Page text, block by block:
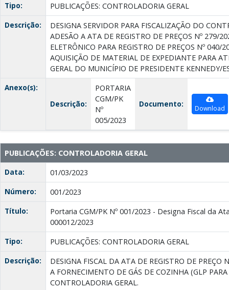
Tipo:
PUBLICAÇÕES: CONTROLADORIA GERAL
Descrição:
DESIGNA SERVIDOR PARA FISCALIZAÇÃO DO
ADESÃO A ATA DE REGISTRO DE PREÇOS Nº 279/
ELETRÔNICO PARA REGISTRO DE PREÇOS Nº 040/
AQUISIÇÃO DE MATERIAL DE EXPEDIANTE PARA
GERAL DO MUNICÍPIO DE PRESIDENTE KENNEDY/
Anexo(s):
Descrição:
PORTARIA
CGM/PK
Nº
005/2023
Documento: Download
PUBLICAÇÕES: CONTROLADORIA GERAL
Data:
01/03/2023
Número:
001/2023
Título:
Portaria CGM/PK Nº 001/2023 - Designa Fiscal da
000012/2023
Tipo:
PUBLICAÇÕES: CONTROLADORIA GERAL
Descrição:
DESIGNA FISCAL DA ATA DE REGISTRO DE PREÇO
A FORNECIMENTO DE GÁS DE COZINHA (GLP
CONTROLADORIA GERAL.